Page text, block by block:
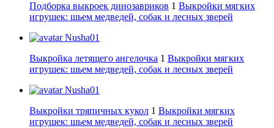
Подборка выкроек динозавриков 1 Выкройки мягких
игрушек: шьем медведей, собак и лесных зверей
Nusha01
Выкройка летящего ангелочка 1 Выкройки мягких
игрушек: шьем медведей, собак и лесных зверей
Nusha01
Выкройки тряпичных кукол 1 Выкройки мягких
игрушек: шьем медведей, собак и лесных зверей